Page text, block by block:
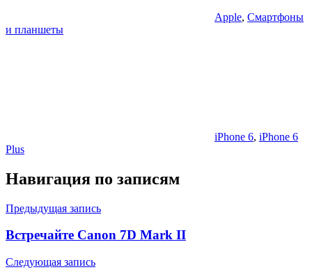
Apple, Смартфоны
и планшеты
iPhone 6, iPhone 6
Plus
Навигация по записям
Предыдущая запись
Встречайте Canon 7D Mark II
Следующая запись